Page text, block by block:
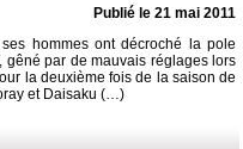
Publié le 21 mai 2011
hommes ont décroché la pole
gêné par de mauvais réglages lors
la deuxième fois de la saison de
et Daisaku (…)